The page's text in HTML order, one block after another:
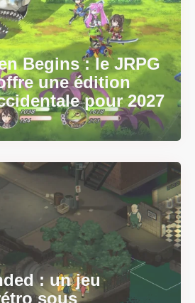
Begins : le JRPG
une édition
pour 2027
: un jeu
sous